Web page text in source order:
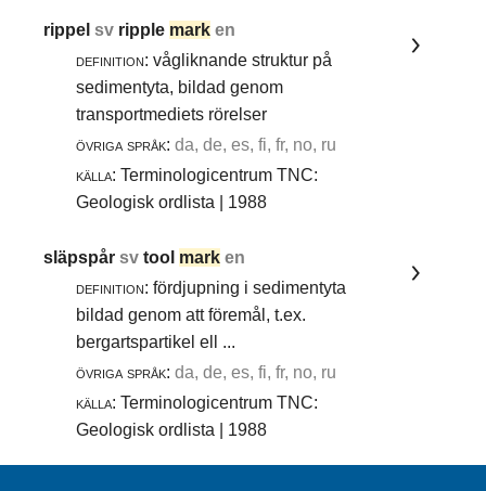
rippelsv ripple mark en
definition: vågliknande struktur på
sedimentyta, bildad genom
transportmediets rörelser
övriga språk: da, de, es, fi, fr, no, ru
källa: Terminologicentrum TNC:
Geologisk ordlista | 1988
släpspårsvtool mark en
definition: fördjupning i sedimentyta
bildad genom att föremål, t.ex.
bergartspartikel ell ...
övriga språk: da, de, es, fi, fr, no, ru
källa: Terminologicentrum TNC:
Geologisk ordlista | 1988